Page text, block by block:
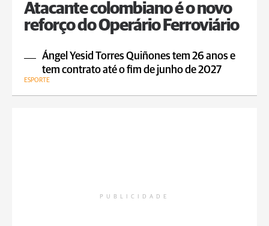
Atacante colombiano é o novo
reforço do Operário Ferroviário
Ángel Yesid Torres Quiñones tem 26 anos e
tem contrato até o fim de junho de 2027
ESPORTE
PUBLICIDADE